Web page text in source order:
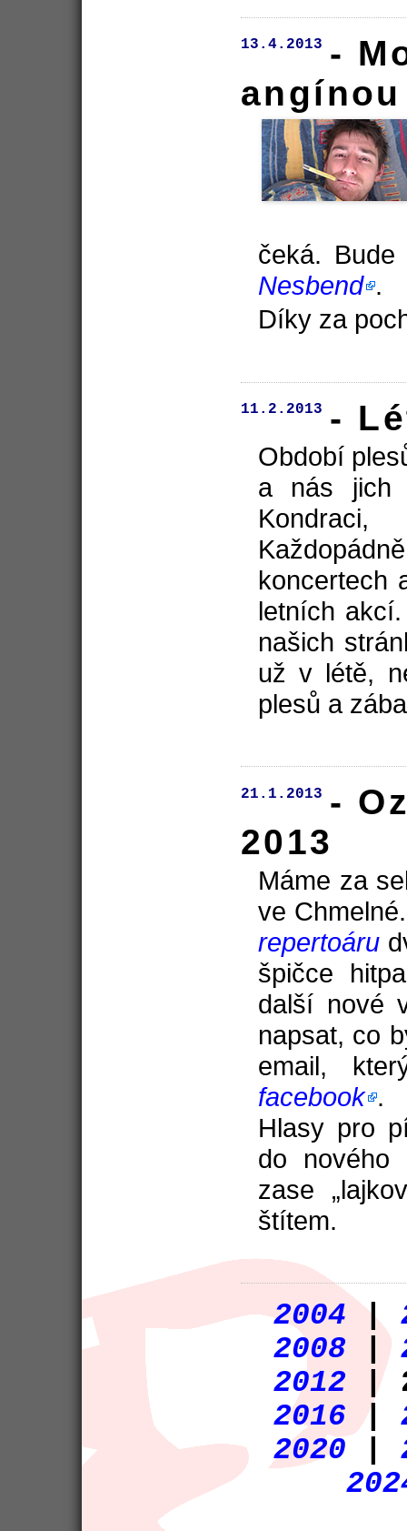
13.4.2013 -
angínou
čeká.
Nesbend .
Díky za
11.2.2013 -
Období
a nás jich
koncertech
letních
našich
už v létě,
plesů a
21.1.2013 -
2013
Máme za
ve
repertoáru
špičce
další nové
napsat, co
email,
facebook .
Hlasy pro
do nového
zase
štítem.
2004 |
2008 |
2012 |
2016 |
2020